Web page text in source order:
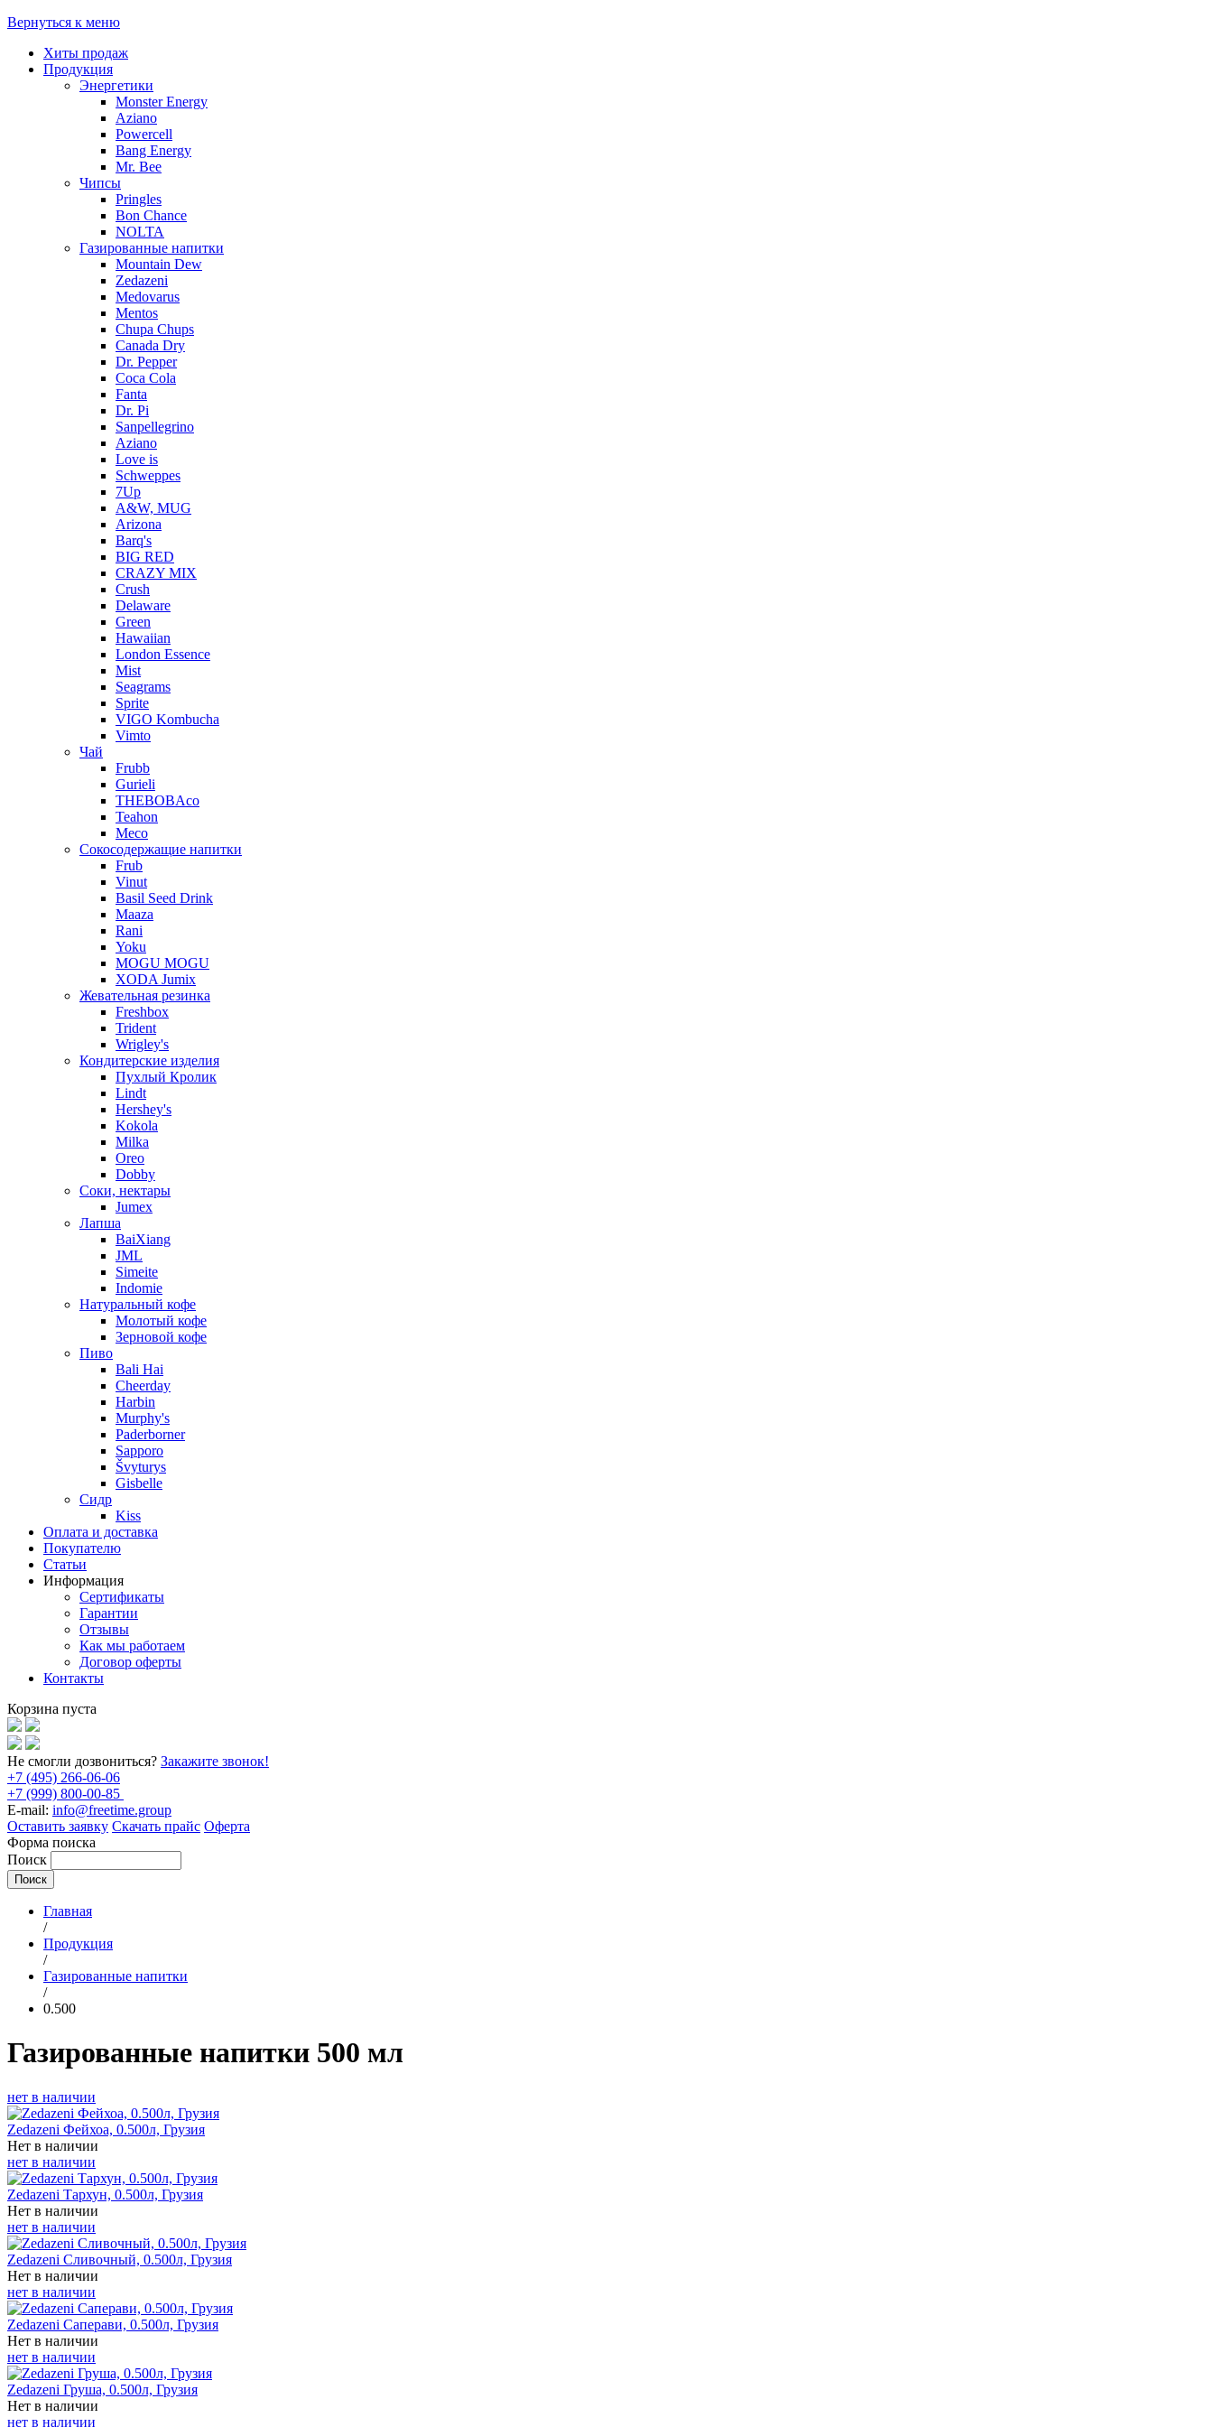
Вернуться к меню
Хиты продаж
Продукция
Энергетики
Monster Energy
Aziano
Powercell
Bang Energy
Mr. Bee
Чипсы
Pringles
Bon Chance
NOLTA
Газированные напитки
Mountain Dew
Zedazeni
Medovarus
Mentos
Chupa Chups
Canada Dry
Dr. Pepper
Coca Cola
Fanta
Dr. Pi
Sanpellegrino
Aziano
Love is
Schweppes
7Up
A&W, MUG
Arizona
Barq's
BIG RED
CRAZY MIX
Crush
Delaware
Green
Hawaiian
London Essence
Mist
Seagrams
Sprite
VIGO Kombucha
Vimto
Чай
Frubb
Gurieli
THEBOBAco
Teahon
Meco
Сокосодержащие напитки
Frub
Vinut
Basil Seed Drink
Maaza
Rani
Yoku
MOGU MOGU
XODA Jumix
Жевательная резинка
Freshbox
Trident
Wrigley's
Кондитерские изделия
Пухлый Кролик
Lindt
Hershey's
Kokola
Milka
Oreo
Dobby
Соки, нектары
Jumex
Лапша
BaiXiang
JML
Simeite
Indomie
Натуральный кофе
Молотый кофе
Зерновой кофе
Пиво
Bali Hai
Cheerday
Harbin
Murphy's
Paderborner
Sapporo
Švyturys
Gisbelle
Сидр
Kiss
Оплата и доставка
Покупателю
Статьи
Информация
Сертификаты
Гарантии
Отзывы
Как мы работаем
Договор оферты
Контакты
Корзина пуста
Не смогли дозвониться? Закажите звонок!
+7 (495) 266-06-06
+7 (999) 800-00-85
E-mail: info@freetime.group
Оставить заявку Скачать прайс Оферта
Форма поиска
Поиск
Главная
/
Продукция
/
Газированные напитки
/
0.500
Газированные напитки 500 мл
нет в наличии
Zedazeni Фейхоа, 0.500л, Грузия
Нет в наличии
нет в наличии
Zedazeni Тархун, 0.500л, Грузия
Нет в наличии
нет в наличии
Zedazeni Сливочный, 0.500л, Грузия
Нет в наличии
нет в наличии
Zedazeni Саперави, 0.500л, Грузия
Нет в наличии
нет в наличии
Zedazeni Груша, 0.500л, Грузия
Нет в наличии
нет в наличии